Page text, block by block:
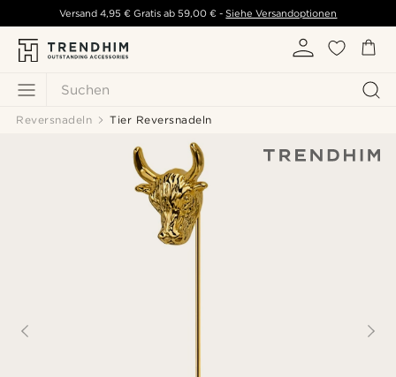
Suchen
Versand 4,95 € Gratis ab59,00 € - Siehe Versandoptionen
Reversnadeln Tier Reversnadeln